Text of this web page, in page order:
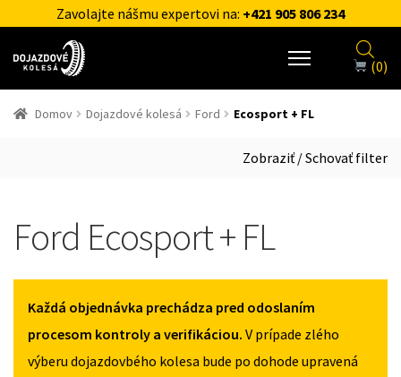
Zavolajte nášmu expertovi na: +421 905 806 234
(0)
Domov Dojazdové kolesá Ford Ecosport + FL
Zobraziť / Schovať filter
Ford Ecosport + FL
Každá objednávka prechádza pred odoslaním
procesom kontroly a verifikáciou. V prípade zlého
výberu dojazdovbého kolesa bude po dohode upravená